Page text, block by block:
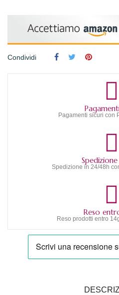
Condividi
Pagamenti sicuri con
Spedizione in 24/48h
Reso
Reso prodotti entro